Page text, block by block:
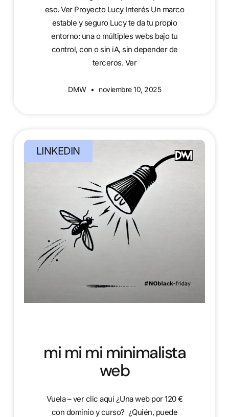
eso. Ver Proyecto Lucy Interés Un marco
estable y seguro Lucy te da tu propio
entorno: una o múltiples webs bajo tu
control, con o sin iA, sin depender de
terceros. Ver
DMW noviembre 10, 2025
LINKEDIN
mi mi mi minimalista
web
Vuela – ver clic aquí ¿Una web por 120 €
con dominio y curso? ¿Quién, puede